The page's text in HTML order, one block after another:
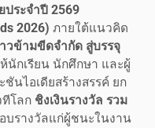
ระจำปี 2569
2026) ภายใต้แนวคิด
วข้ามขีดจำกัด สู่บรรจุ
นักเรียน นักศึกษา และผู้
นไอเดียสร้างสรรค์ ยก
โลก ชิงเงินรางวัล รวม
บรางวัลแก่ผู้ชนะในงาน